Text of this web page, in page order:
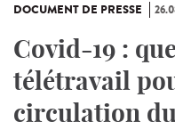
DOCUMENT DE PRESSE
Covid-19 :
télétravail
circulation